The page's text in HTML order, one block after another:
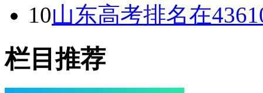
10山东高考排名在
栏目推荐